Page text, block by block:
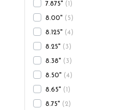
7.875"
8.00" 5
8.125" 4
8.25" 3
8.38" 3
8.50" 4
8.65"
8.75" 2